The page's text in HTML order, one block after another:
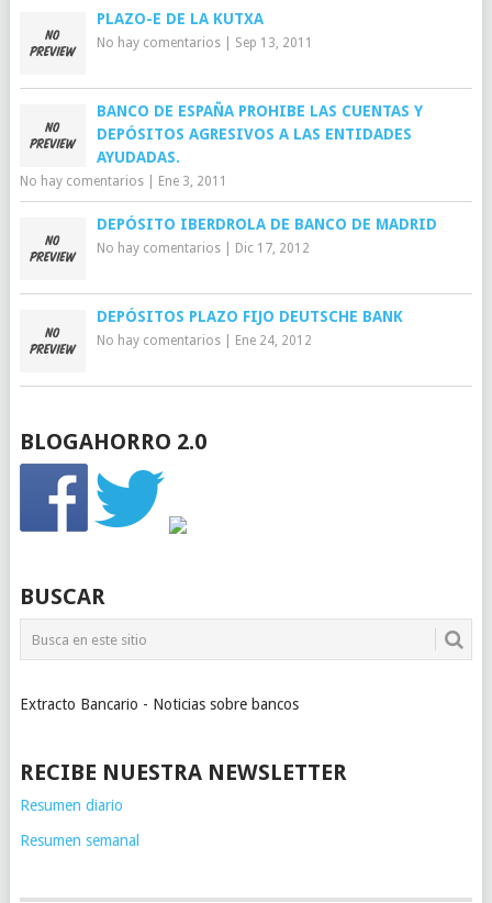
PLAZO-E DE LA KUTXA
No hay comentarios| Sep 13, 2011
BANCO DE ESPAÑA PROHIBE LAS CUENTAS Y
DEPÓSITOS AGRESIVOS A LAS ENTIDADES
AYUDADAS.
No hay comentarios| Ene 3, 2011
DEPÓSITO IBERDROLA DE BANCO DE MADRID
No hay comentarios| Dic 17, 2012
DEPÓSITOS PLAZO FIJO DEUTSCHE BANK
No hay comentarios| Ene 24, 2012
BLOGAHORRO 2.0
BUSCAR
Extracto Bancario - Noticias sobre bancos
RECIBE NUESTRA NEWSLETTER
Resumen diario
Resumen semanal